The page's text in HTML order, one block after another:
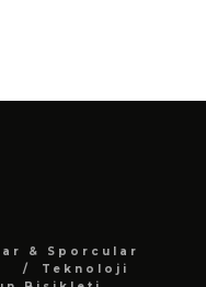
& Sporcular
Teknoloji